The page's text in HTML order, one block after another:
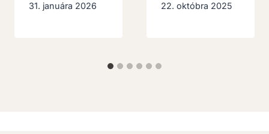
31. januára 2026
22. októbra 2025